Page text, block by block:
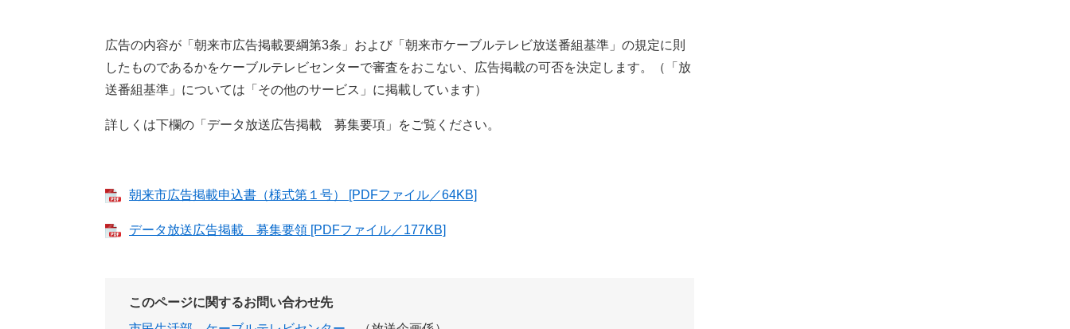
広告の内容が「朝来市広告掲載要綱第3条」および「朝来市ケーブルテレビ放送番組基準」の規定に則
したものであるかをケーブルテレビセンターで審査をおこない、広告掲載の可否を決定します。（「放
送番組基準」については「その他のサービス」に掲載しています）​
詳しくは下欄の「データ放送広告掲載 募集要項」をご覧ください。
朝来市広告掲載申込書（様式第１号） [PDFファイル／64KB]
データ放送広告掲載 募集要領 [PDFファイル／177KB]
このページに関するお問い合わせ先